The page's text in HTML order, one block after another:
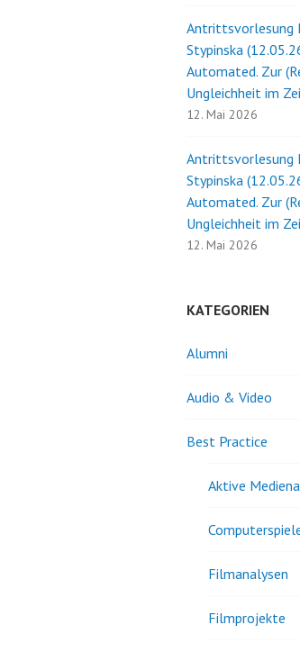
Antrittsvorlesung
Stypinska
Automated. Zur
Ungleichheit im
12. Mai 2026
Antrittsvorlesung
Stypinska
Automated. Zur
Ungleichheit im
12. Mai 2026
KATEGORIEN
Alumni
Audio & Video
Best Practice
Aktive
Filmanalysen
Filmprojekte